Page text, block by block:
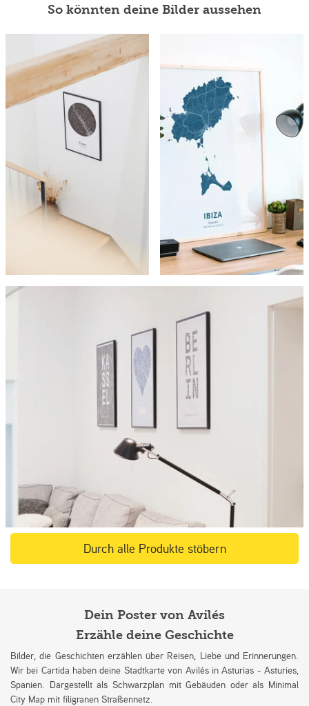
So könnten deine Bilder aussehen
Durch alle Produkte stöbern
Dein Poster von Avilés
Erzähle deine Geschichte
Bilder, die Geschichten erzählen über Reisen, Liebe und Erinnerungen.
Wir bei Cartida haben deine Stadtkarte von Avilés in Asturias - Asturies,
Spanien. Dargestellt als Schwarzplan mit Gebäuden oder als Minimal
City Map mit filigranen Straßennetz.